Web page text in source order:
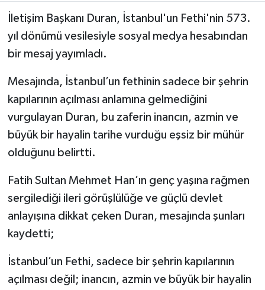
İletişim Başkanı Duran, İstanbul'un Fethi'nin 573.
yıl dönümü vesilesiyle sosyal medya hesabından
bir mesaj yayımladı.
Mesajında, İstanbul’un fethinin sadece bir şehrin
kapılarının açılması anlamına gelmediğini
vurgulayan Duran, bu zaferin inancın, azmin ve
büyük bir hayalin tarihe vurduğu eşsiz bir mühür
olduğunu belirtti.
Fatih Sultan Mehmet Han’ın genç yaşına rağmen
sergilediği ileri görüşlülüğe ve güçlü devlet
anlayışına dikkat çeken Duran, mesajında şunları
kaydetti;
İstanbul’un Fethi, sadece bir şehrin kapılarının
açılması değil; inancın, azmin ve büyük bir hayalin